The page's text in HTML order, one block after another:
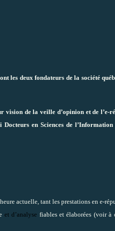
les deux fondateurs de la société
vision de la veille d’opinion et de l’e-
en Sciences de
actuelle, tant les prestations en e-
et d’analyse fiables et élaborées (voir à